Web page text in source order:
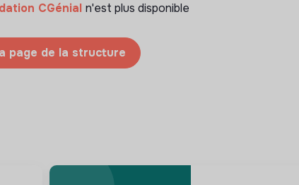
CGénial n'est plus disponible
page de la structure